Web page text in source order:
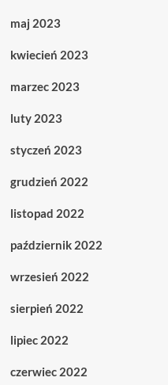
maj 2023
kwiecień 2023
marzec 2023
luty 2023
styczeń 2023
grudzień 2022
listopad 2022
październik 2022
wrzesień 2022
sierpień 2022
lipiec 2022
czerwiec 2022